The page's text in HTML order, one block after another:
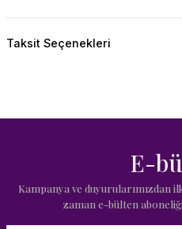
Taksit Seçenekleri
E-
Kampanya ve duyurularımızdan
zaman e-bülten